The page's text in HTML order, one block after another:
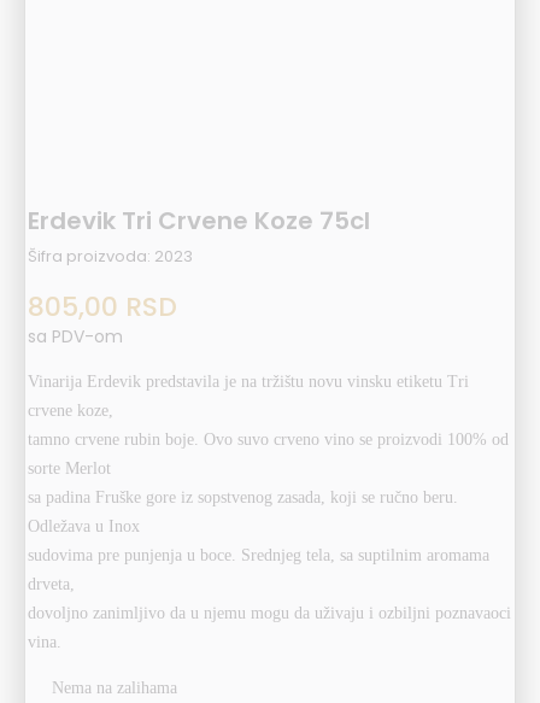
Erdevik Tri Crvene Koze 75cl
Šifra proizvoda: 2023
805,00 RSD
sa PDV-om
Vinarija Erdevik predstavila je na tržištu novu vinsku etiketu Tri
crvene koze,
tamno crvene rubin boje. Ovo suvo crveno vino se proizvodi 100% od
sorte Merlot
sa padina Fruške gore iz sopstvenog zasada, koji se ručno beru.
Odležava u Inox
sudovima pre punjenja u boce. Srednjeg tela, sa suptilnim aromama
drveta,
dovoljno zanimljivo da u njemu mogu da uživaju i ozbiljni poznavaoci
vina.
Nema na zalihama